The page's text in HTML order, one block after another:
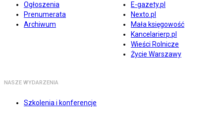
Ogłoszenia
Prenumerata
Archiwum
E-gazety.pl
Nexto.pl
Mała księgowość
Kancelarierp.pl
Wieści Rolnicze
Życie Warszawy
NASZE WYDARZENIA
Szkolenia i konferencje